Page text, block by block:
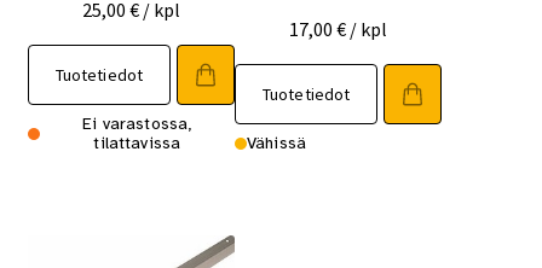
25,00 € / kpl
Tuotetiedot
Ei varastossa,
tilattavissa
17,00€ / kpl
Tuotetiedot
Vähissä